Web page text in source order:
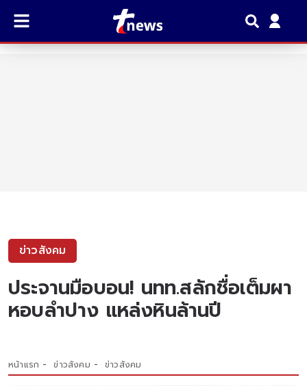
ข่าวสังคม
ประจานมือบอน! นทท.สลักชื่อเต็มผา
หอบลำปาง แหล่งหินล้านปี
หน้าแรก ข่าวสังคม ข่าวสังคม